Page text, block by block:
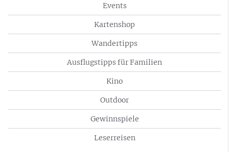
Events
Kartenshop
Wandertipps
Ausflugstipps für Familien
Kino
Outdoor
Gewinnspiele
Leserreisen